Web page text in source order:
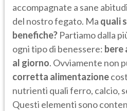
accompagnate a sane
del nostro fegato. Ma quali
benefiche? Partiamo dalla
ogni tipo di benessere: bere
al giorno. Ovviamente non
corretta alimentazione
nutrienti quali ferro, calcio,
Questi elementi sono